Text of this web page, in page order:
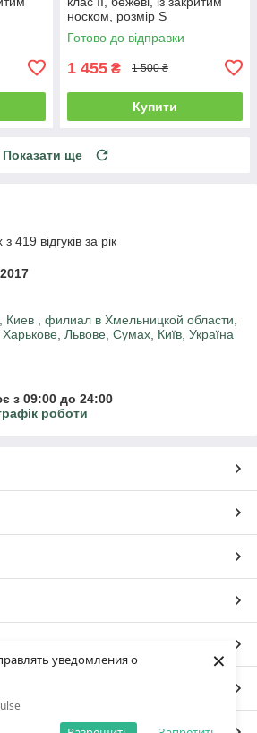
уведомления о
×
носком, розмір S
(V240002000)
Готово до відправки
1 455 ₴ 1 500 ₴
Купити
Показати ще
419 відгуків за рік
Киев , филиал в Хмельницкой области,
Львове, Сумах, Київ, Україна
з 09:00 до 24:00
роботи